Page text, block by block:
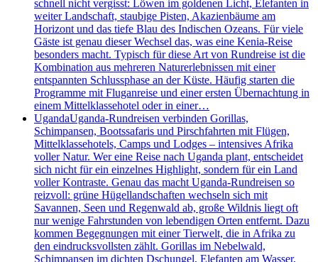
schnell nicht vergisst: Löwen im goldenen Licht, Elefanten in
weiter Landschaft, staubige Pisten, Akazienbäume am
Horizont und das tiefe Blau des Indischen Ozeans. Für viele
Gäste ist genau dieser Wechsel das, was eine Kenia-Reise
besonders macht. Typisch für diese Art von Rundreise ist die
Kombination aus mehreren Naturerlebnissen mit einer
entspannten Schlussphase an der Küste. Häufig starten die
Programme mit Fluganreise und einer ersten Übernachtung in
einem Mittelklassehotel oder in einer…
UgandaUganda-Rundreisen verbinden Gorillas,
Schimpansen, Bootssafaris und Pirschfahrten mit Flügen,
Mittelklassehotels, Camps und Lodges – intensives Afrika
voller Natur. Wer eine Reise nach Uganda plant, entscheidet
sich nicht für ein einzelnes Highlight, sondern für ein Land
voller Kontraste. Genau das macht Uganda-Rundreisen so
reizvoll: grüne Hügellandschaften wechseln sich mit
Savannen, Seen und Regenwald ab, große Wildnis liegt oft
nur wenige Fahrstunden von lebendigen Orten entfernt. Dazu
kommen Begegnungen mit einer Tierwelt, die in Afrika zu
den eindrucksvollsten zählt. Gorillas im Nebelwald,
Schimpansen im dichten Dschungel, Elefanten am Wasser,